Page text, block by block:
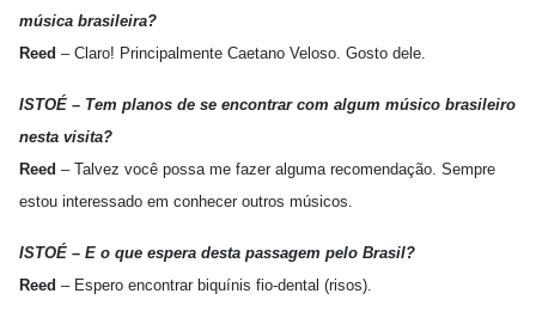
música brasileira?
Reed – Claro! Principalmente Caetano Veloso. Gosto dele.
ISTOÉ – Tem planos de se encontrar com algum músico brasileiro
nesta visita?
Reed – Talvez você possa me fazer alguma recomendação. Sempre
estou interessado em conhecer outros músicos.
ISTOÉ – E o que espera desta passagem pelo Brasil?
Reed – Espero encontrar biquínis fio-dental (risos).